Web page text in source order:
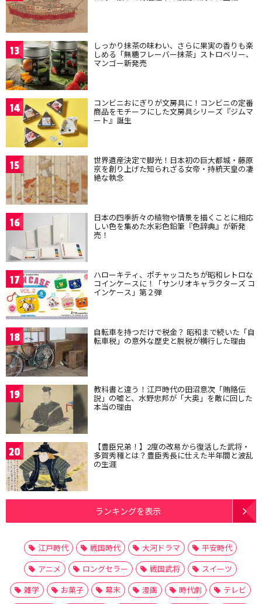
13 しっかり抹茶の味わい、さらに果実の香りも楽
しめる「無糖フレーバー抹茶」ストロベリー、
マンゴー新発売
14 コンビニおにぎりが文房具に！コンビニの定番
商品をモチーフにした文房具シリーズ『ジムマ
ート』誕生
15 世界遺産決定で脚光！日本初の巨大都城・藤原
京を創り上げた知られざる女帝・持統天皇の凄
絶な執念
16 日本の四季折々の植物や情景を描くことに相応
しい色を集めた水彩色鉛筆『色辞典』が新発
売！
17 ハローキティ、ポチャッコたちが昭和レトロな
コインケースに！「サンリオキャラクターズ コ
インケース」第２弾
18 自転車を持つだけで税金？ 昭和まで続いた「自
転車税」の意外な歴史と脱税が横行した理由
19 教科書と違う！江戸時代の田沼意次「賄賂伝
説」の嘘と、水野忠邦が「大奥」を敵に回した
本当の理由
20 【豊臣兄弟！】2度の改易から復活した武将・
多賀秀種とは？豊臣秀長に仕えた半年間と波乱
の生涯
ランキングを表示
江戸時代 戦国時代 大河ドラマ
平安時代
アニメ
ロングセラー 戦国武将
スイーツ
雑学
お菓子 幕末 漫画 時代劇
テレビ